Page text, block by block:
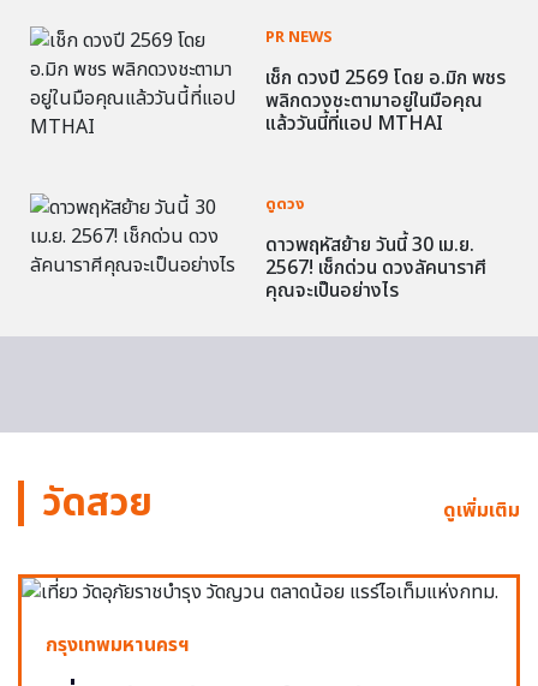
PR NEWS
เช็ก ดวงปี 2569 โดย อ.มิก พชร
พลิกดวงชะตามาอยู่ในมือคุณ
แล้ววันนี้ที่แอป MTHAI
ดูดวง
ดาวพฤหัสย้าย วันนี้ 30 เม.ย.
2567! เช็กด่วน ดวงลัคนาราศี
คุณจะเป็นอย่างไร
วัดสวย ดูเพิ่มเติม
กรุงเทพมหานครฯ